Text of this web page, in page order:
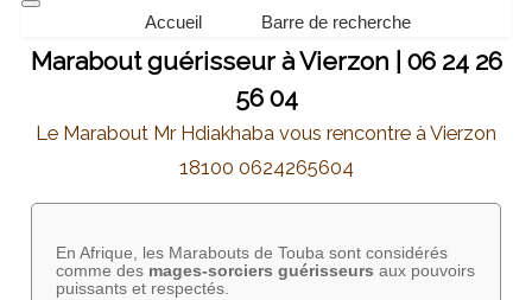
Accueil Barre de recherche
Marabout guérisseur à Vierzon | 06 24 26
56 04
Le Marabout Mr Hdiakhaba vous rencontre à Vierzon
18100 0624265604
En Afrique, les Marabouts de Touba sont considérés
comme des mages-sorciers guérisseurs aux pouvoirs
puissants et respectés.